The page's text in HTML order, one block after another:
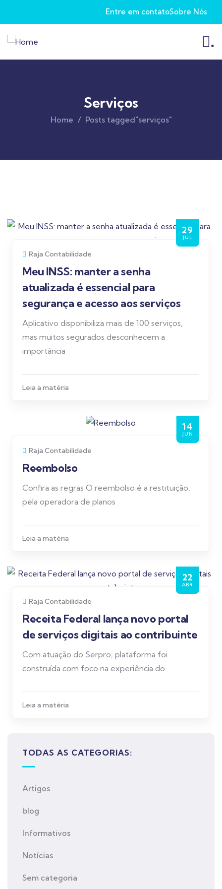
Entre em contatoSobre Nós
.
Serviços
Home Posts tagged"serviços"
29
JUL
Raja Contabilidade
Meu INSS: manter a senha
atualizada é essencial para
segurança e acesso aos serviços
Aplicativo disponibiliza mais de 100 serviços,
mas muitos segurados desconhecem a
importância
Leia a matéria
14
JUN
Raja Contabilidade
Reembolso
Confira as regras O reembolso é a restituição,
pela operadora de planos
Leia a matéria
22
ABR
Raja Contabilidade
Receita Federal lança novo portal
de serviços digitais ao contribuinte
Com atuação do Serpro, plataforma foi
construída com foco na experiência do
Leia a matéria
TODAS AS CATEGORIAS:
Artigos
blog
Informativos
Notícias
Sem categoria